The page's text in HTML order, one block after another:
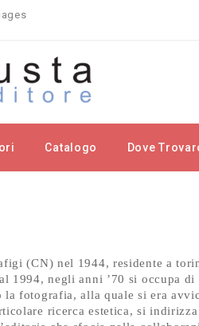
Catalogo Dove
(CN) nel 1944, residente a
1994, negli anni ’70 si occupa
la fotografia, alla quale si era
ricerca estetica, si